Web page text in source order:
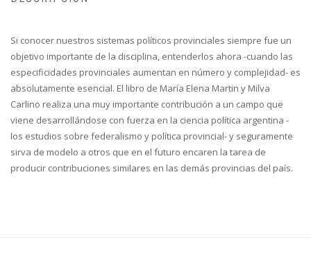
Si conocer nuestros sistemas políticos provinciales siempre fue un
objetivo importante de la disciplina, entenderlos ahora -cuando las
especificidades provinciales aumentan en número y complejidad- es
absolutamente esencial. El libro de María Elena Martin y Milva
Carlino realiza una muy importante contribución a un campo que
viene desarrollándose con fuerza en la ciencia política argentina -
los estudios sobre federalismo y política provincial- y seguramente
sirva de modelo a otros que en el futuro encaren la tarea de
producir contribuciones similares en las demás provincias del país.